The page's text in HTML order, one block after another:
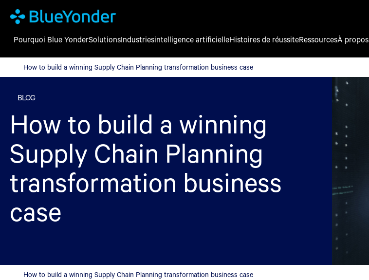
How to build a winning Supply Chain Planning transformation business case
Pourquoi Blue YonderSolutionsIndustriesintelligence artificielleHistoires de réussiteRessourcesÀ propos
How to build a winning Supply Chain Planning transformation business case
BLOG
How to build a winning
Supply Chain Planning
transformation business
case
How to build a winning Supply Chain Planning transformation business case